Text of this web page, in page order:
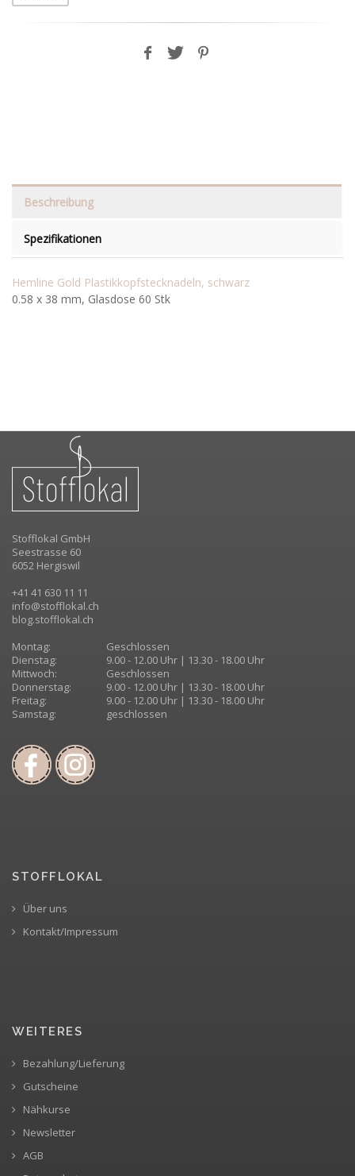
Beschreibung
Spezifikationen
Hemline Gold Plastikkopfstecknadeln, schwarz
0.58 x 38 mm, Glasdose 60 Stk
Stofflokal GmbH
Seestrasse 60
6052 Hergiswil
+41 41 630 11 11
info@stofflokal.ch
blog.stofflokal.ch
Montag:
Geschlossen
Dienstag:
9.00 - 12.00 Uhr | 13.30 - 18.00 Uhr
Mittwoch:
Geschlossen
Donnerstag:
9.00 - 12.00 Uhr | 13.30 - 18.00 Uhr
Freitag:
9.00 - 12.00 Uhr | 13.30 - 18.00 Uhr
Samstag:
geschlossen
STOFFLOKAL
Über uns
Kontakt/Impressum
WEITERES
Bezahlung/Lieferung
Gutscheine
Nähkurse
Newsletter
AGB